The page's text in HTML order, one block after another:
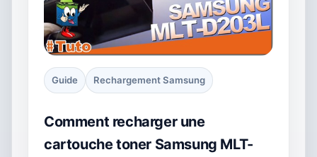
Guide Rechargement Samsung
Comment recharger une
cartouche toner Samsung MLT-